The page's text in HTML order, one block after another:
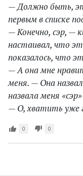
— Должно быть,
первым в списке
— Конечно, сэр, —
настаивал, что
показалось, что
— А она мне
меня. — Она
назвала меня
— О, хватить уже
0 0